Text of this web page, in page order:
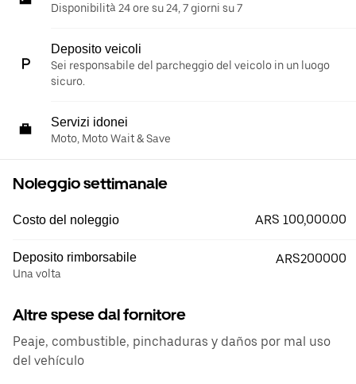
Disponibilità 24 ore su 24, 7 giorni su 7
Deposito veicoli
Sei responsabile del parcheggio del veicolo in un luogo
sicuro.
Servizi idonei
Moto, Moto Wait & Save
Noleggio settimanale
Costo del noleggio ARS 100,000.00
Deposito rimborsabile
Una volta
ARS200000
Altre spese dal fornitore
Peaje, combustible, pinchaduras y daños por mal uso
del vehículo